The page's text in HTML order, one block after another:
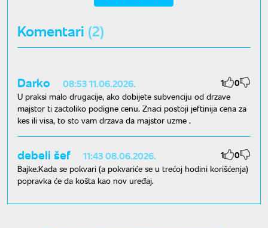
Komentari (2)
Darko 08:53 11.06.2026. 1 0
U praksi malo drugacije, ako dobijete subvenciju od drzave
majstor ti zactoliko podigne cenu. Znaci postoji jeftinija cena za
kes ili visa, to sto vam drzava da majstor uzme .
debeli šef 11:43 08.06.2026. 1 0
Bajke.Kada se pokvari (a pokvariće se u trećoj hodini korišćenja)
popravka će da košta kao nov uređaj.